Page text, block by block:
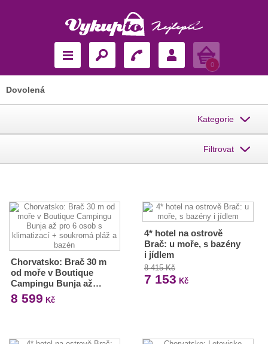
Košík
0
Dovolená
Kategorie
Filtrovat
Chorvatsko: Brač 30 m
od moře v Boutique
Campingu Bunja až…
8 599 Kč
4* hotel na ostrově
Brač: u moře, s bazény
i jídlem
8 415 Kč
7 153 Kč